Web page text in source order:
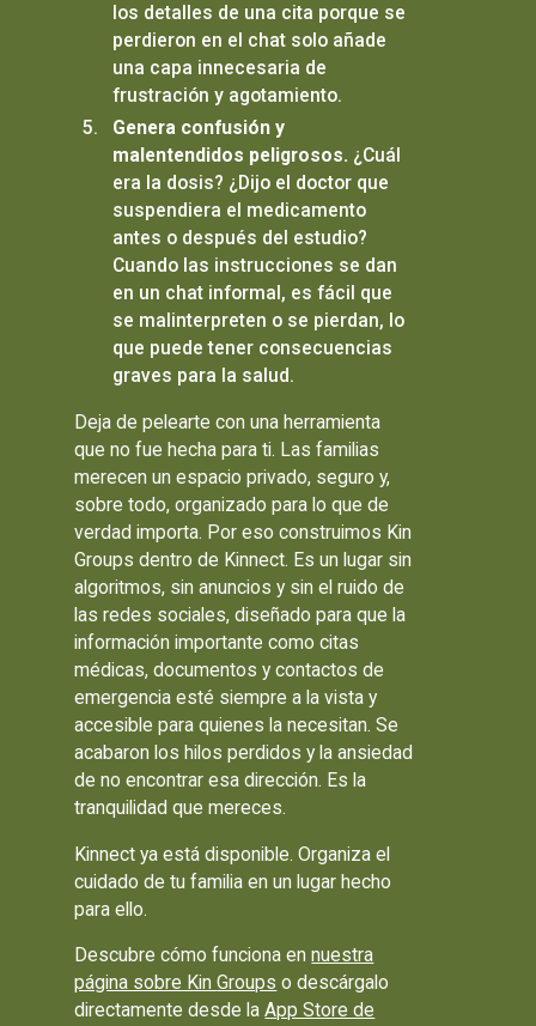
los detalles de una cita porque se
perdieron en el chat solo añade
una capa innecesaria de
frustración y agotamiento.
Genera confusión y
malentendidos peligrosos. ¿Cuál
era la dosis? ¿Dijo el doctor que
suspendiera el medicamento
antes o después del estudio?
Cuando las instrucciones se dan
en un chat informal, es fácil que
se malinterpreten o se pierdan, lo
que puede tener consecuencias
graves para la salud.
Deja de pelearte con una herramienta
que no fue hecha para ti. Las familias
merecen un espacio privado, seguro y,
sobre todo, organizado para lo que de
verdad importa. Por eso construimos Kin
Groups dentro de Kinnect. Es un lugar sin
algoritmos, sin anuncios y sin el ruido de
las redes sociales, diseñado para que la
información importante como citas
médicas, documentos y contactos de
emergencia esté siempre a la vista y
accesible para quienes la necesitan. Se
acabaron los hilos perdidos y la ansiedad
de no encontrar esa dirección. Es la
tranquilidad que mereces.
Kinnect ya está disponible. Organiza el
cuidado de tu familia en un lugar hecho
para ello.
Descubre cómo funciona ennuestra
página sobre Kin Groups o descárgalo
directamente desde laApp Store de